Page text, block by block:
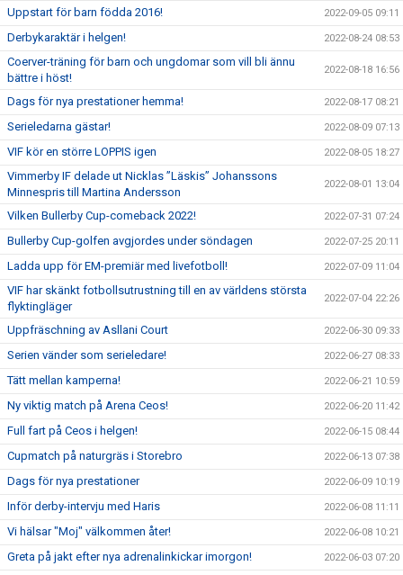
Uppstart för barn födda 2016! 2022-09-05 09:11
Derbykaraktär i helgen! 2022-08-24 08:53
Coerver-träning för barn och ungdomar som vill bli ännu
bättre i höst!
2022-08-18 16:56
Dags för nya prestationer hemma! 2022-08-17 08:21
Serieledarna gästar! 2022-08-09 07:13
VIF kör en större LOPPIS igen 2022-08-05 18:27
Vimmerby IF delade ut Nicklas ”Läskis” Johanssons
Minnespris till Martina Andersson
2022-08-01 13:04
Vilken Bullerby Cup-comeback 2022! 2022-07-31 07:24
Bullerby Cup-golfen avgjordes under söndagen 2022-07-25 20:11
Ladda upp för EM-premiär med livefotboll! 2022-07-09 11:04
VIF har skänkt fotbollsutrustning till en av världens största
flyktingläger
2022-07-04 22:26
Uppfräschning av Asllani Court 2022-06-30 09:33
Serien vänder som serieledare! 2022-06-27 08:33
Tätt mellan kamperna! 2022-06-21 10:59
Ny viktig match på Arena Ceos! 2022-06-20 11:42
Full fart på Ceos i helgen! 2022-06-15 08:44
Cupmatch på naturgräs i Storebro 2022-06-13 07:38
Dags för nya prestationer 2022-06-09 10:19
Inför derby-intervju med Haris 2022-06-08 11:11
Vi hälsar "Moj" välkommen åter! 2022-06-08 10:21
Greta på jakt efter nya adrenalinkickar imorgon! 2022-06-03 07:20